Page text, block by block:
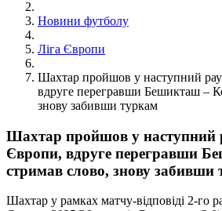
Новини футболу
Ліга Європи
Шахтар пройшов у наступний
вдруге перегравши Бешикташ –
знову забивши туркам
Шахтар пройшов у наступний
Європи, вдруге перегравши
стримав слово, знову забивши
Шахтар у рамках матчу-відповіді 2-го